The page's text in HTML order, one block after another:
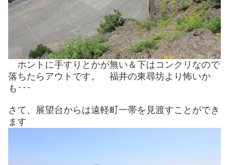
ホントに手すりとかが無い＆下はコンクリなので
落ちたらアウトです。 福井の東尋坊より怖いか
も･･･
さて、展望台からは遠軽町一帯を見渡すことができ
ます